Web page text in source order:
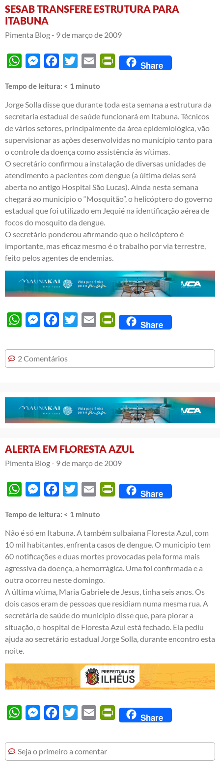
SESAB TRANSFERE ESTRUTURA PARA
ITABUNA
Pimenta Blog - 9 de março de 2009
WhatsAppMessengerFacebook
Twitter Email PrintFriendly
Share
Tempo de leitura: < 1 minuto
Jorge Solla disse que durante toda esta semana a estrutura da
secretaria estadual de saúde funcionará em Itabuna. Técnicos
de vários setores, principalmente da área epidemiológica, vão
supervisionar as ações desenvolvidas no município tanto para
o controle da doença como assistência às vítimas.
O secretário confirmou a instalação de diversas unidades de
atendimento a pacientes com dengue (a última delas será
aberta no antigo Hospital São Lucas). Ainda nesta semana
chegará ao município o “Mosquitão”, o helicóptero do governo
estadual que foi utilizado em Jequié na identificação aérea de
focos do mosquito da dengue.
O secretário ponderou afirmando que o helicóptero é
importante, mas eficaz mesmo é o trabalho por via terrestre,
feito pelos agentes de endemias.
WhatsAppMessengerFacebook
Twitter Email PrintFriendly
Share
2 Comentários
ALERTA EM FLORESTA AZUL
Pimenta Blog - 9 de março de 2009
WhatsAppMessengerFacebook
Twitter Email PrintFriendly
Share
Tempo de leitura: < 1 minuto
Não é só em Itabuna. A também sulbaiana Floresta Azul, com
10 mil habitantes, enfrenta casos de dengue. O município tem
60 notificações e duas mortes provocadas pela forma mais
agressiva da doença, a hemorrágica. Uma foi confirmada e a
outra ocorreu neste domingo.
A última vítima, Maria Gabriele de Jesus, tinha seis anos. Os
dois casos eram de pessoas que residiam numa mesma rua. A
secretária de saúde do município disse que, para piorar a
situação, o hospital de Floresta Azul está fechado. Ela pediu
ajuda ao secretário estadual Jorge Solla, durante encontro esta
noite.
WhatsAppMessengerFacebook
Twitter Email PrintFriendly
Share
Seja o primeiro a comentar